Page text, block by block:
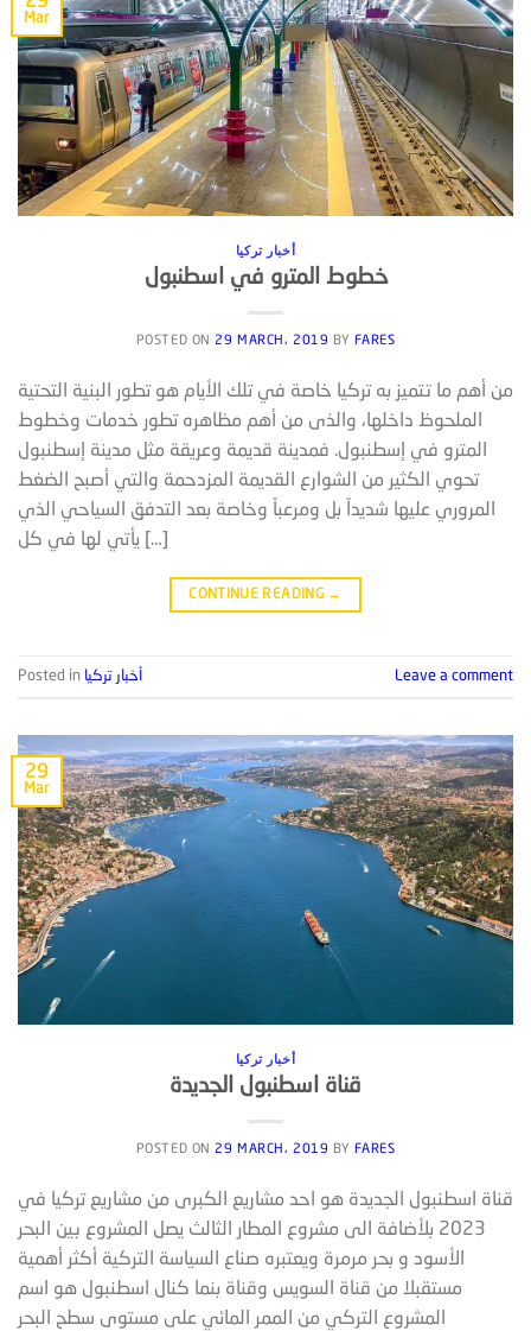
Mar
أخبار تركيا
خطوط المترو في اسطنبول
POSTED ON29 MARCH، 2019 BYFARES
من أهم ما تتميز به تركيا خاصة في تلك الأيام هو تطور البنية التحتية
الملحوظ داخلها، والذى من أهم مظاهره تطور خدمات وخطوط
المترو في إسطنبول. فمدينة قديمة وعريقة مثل مدينة إسطنبول
تحوي الكثير من الشوارع القديمة المزدحمة والتي أصبح الضغط
المروري عليها شديداً بل ومرعباً وخاصة بعد التدفق السياحي الذي
يأتي لها في كل […]
CONTINUE READING →
Posted in أخبار تركيا Leave a comment
29
Mar
أخبار تركيا
قناة اسطنبول الجديدة
POSTED ON29 MARCH، 2019 BYFARES
قناة اسطنبول الجديدة هو احد مشاريع الكبرى من مشاريع تركيا في
2023 بلأضافة الى مشروع المطار الثالث يصل المشروع بين البحر
الأسود و بحر مرمرة ويعتبره صناع السياسة التركية أكثر أهمية
مستقبلا من قناة السويس وقناة بنما كنال اسطنبول هو اسم
المشروع التركي من الممر المائي على مستوى سطح البحر